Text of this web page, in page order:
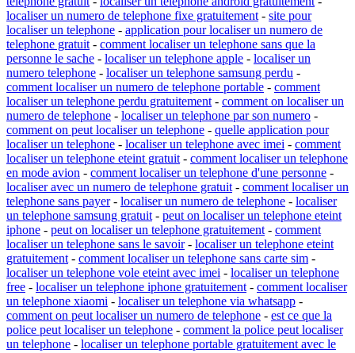
localiser un numero de telephone fixe gratuitement - site pour
localiser un telephone - application pour localiser un numero de
telephone gratuit - comment localiser un telephone sans que la
personne le sache - localiser un telephone apple - localiser un
numero telephone - localiser un telephone samsung perdu -
comment localiser un numero de telephone portable - comment
localiser un telephone perdu gratuitement - comment on localiser un
numero de telephone - localiser un telephone par son numero -
comment on peut localiser un telephone - quelle application pour
localiser un telephone - localiser un telephone avec imei - comment
localiser un telephone eteint gratuit - comment localiser un telephone
en mode avion - comment localiser un telephone d'une personne -
localiser avec un numero de telephone gratuit - comment localiser un
telephone sans payer- localiser un numero de telephone - localiser
un telephone samsung gratuit - peut on localiser un telephone eteint
iphone - peut on localiser un telephone gratuitement - comment
localiser un telephone sans le savoir- localiser un telephone eteint
gratuitement - comment localiser un telephone sans carte sim -
localiser un telephone vole eteint avec imei - localiser un telephone
free - localiser un telephone iphone gratuitement - comment localiser
un telephone xiaomi - localiser un telephone via whatsapp -
comment on peut localiser un numero de telephone - est ce que la
police peut localiser un telephone - comment la police peut localiser
un telephone - localiser un telephone portable gratuitement avec le